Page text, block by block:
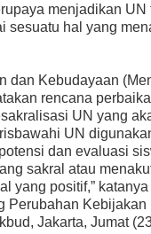
menjadikan UN
sesuatu hal yang
dan Kebudayaan
rencana
UN yang
UN
dan evaluasi
sakral atau
yang positif,”
Perubahan Kebijakan
Jakarta, Jumat